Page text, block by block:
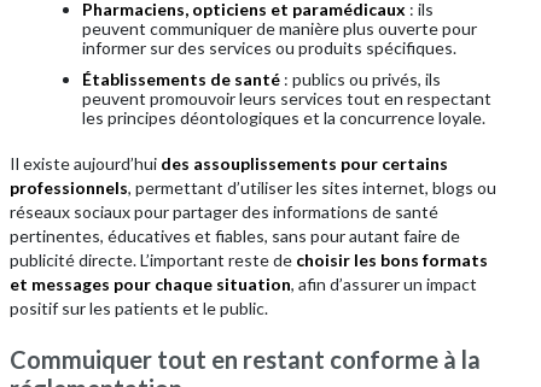
Pharmaciens, opticiens et paramédicaux : ils
peuvent communiquer de manière plus ouverte pour
informer sur des services ou produits spécifiques.
Établissements de santé: publics ou privés, ils
peuvent promouvoir leurs services tout en respectant
les principes déontologiques et la concurrence loyale.
Il existe aujourd’hui des assouplissements pour certains
professionnels, permettant d’utiliser les sites internet, blogs ou
réseaux sociaux pour partager des informations de santé
pertinentes, éducatives et fiables, sans pour autant faire de
publicité directe. L’important reste de choisir les bons formats
et messages pour chaque situation, afin d’assurer un impact
positif sur les patients et le public.
Commuiquer tout en restant conforme à la